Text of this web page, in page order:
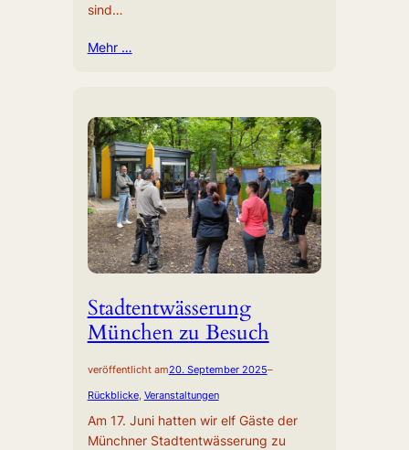
sind…
Mehr …
Stadtentwässerung
München zu Besuch
veröffentlicht am20. September 2025–
Rückblicke, Veranstaltungen
Am 17. Juni hatten wir elf Gäste der
Münchner Stadtentwässerung zu